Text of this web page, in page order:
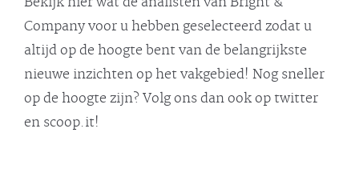
Company voor u hebben geselecteerd zodat u
altijd op de hoogte bent van de belangrijkste
nieuwe inzichten op het vakgebied! Nog sneller
op de hoogte zijn? Volg ons dan ook op twitter
en scoop.it!